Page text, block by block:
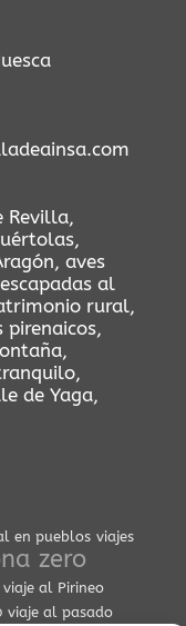
Revilla,
,
, aves
escapadas al
rural,
pirenaicos,
,
,
de Yaga,
en pueblos viajes
zero
viaje al Pirineo
viaje al pasado